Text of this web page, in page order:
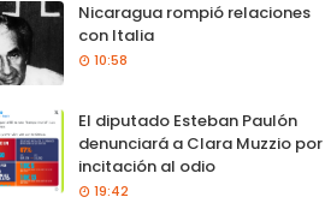
Nicaragua rompió relaciones
con Italia
10:58
El diputado Esteban Paulón
denunciará a Clara Muzzio por
incitación al odio
19:42